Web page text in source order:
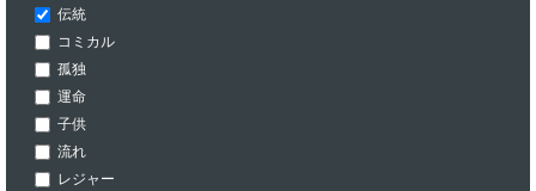
伝統
コミカル
孤独
運命
子供
流れ
レジャー